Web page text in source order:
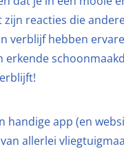
zijn reacties die
verblijf hebben
erkende
handige app (en
allerlei